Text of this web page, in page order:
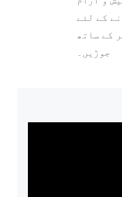
کے لئے
کے ساتھ
جوڑیں۔